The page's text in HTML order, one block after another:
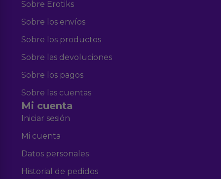
Sobre Erotiks
Sobre los envíos
Sobre los productos
Sobre las devoluciones
Sobre los pagos
Sobre las cuentas
Mi cuenta
Iniciar sesión
Mi cuenta
Datos personales
Historial de pedidos